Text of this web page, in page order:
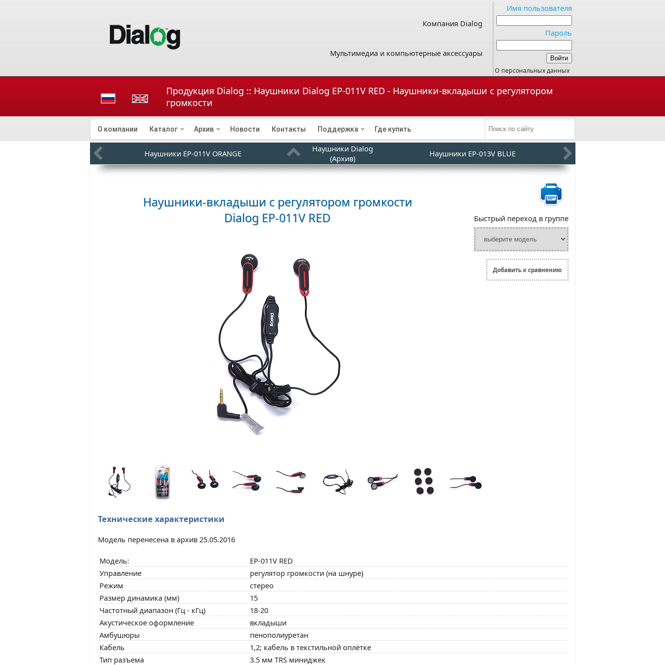
Компания Dialog
Мультимедиа и компьютерные аксессуары
Имя пользователя
Пароль
О персональных данных
Продукция Dialog :: Наушники Dialog EP-011V RED - Наушники-вкладыши с регулятором
громкости
О компании Каталог Архив Новости Контакты Поддержка Где купить
Наушники EP-011V ORANGE
Наушники Dialog
(Архив)
Наушники EP-013V BLUE
Наушники-вкладыши с регулятором громкости
Dialog EP-011V RED
Быстрый переход в группе
Добавить к сравнению
Технические характеристики
Модель перенесена в архив 25.05.2016
Модель:
EP-011V RED
Управление
регулятор громкости (на шнуре)
Режим
стерео
Размер динамика (мм)
15
Частотный диапазон (Гц - кГц)
18-20
Акустическое оформление
вкладыши
Амбушюры
пенополиуретан
Кабель
1,2; кабель в текстильной оплётке
Тип разъема
3.5 мм TRS миниджек